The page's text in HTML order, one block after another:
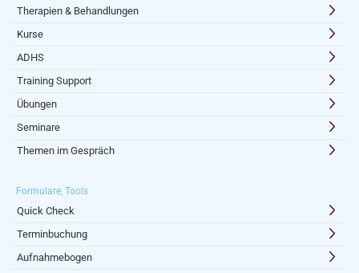
Therapien & Behandlungen
Kurse
ADHS
Training Support
Übungen
Seminare
Themen im Gespräch
Formulare, Tools
Quick Check
Terminbuchung
Aufnahmebogen